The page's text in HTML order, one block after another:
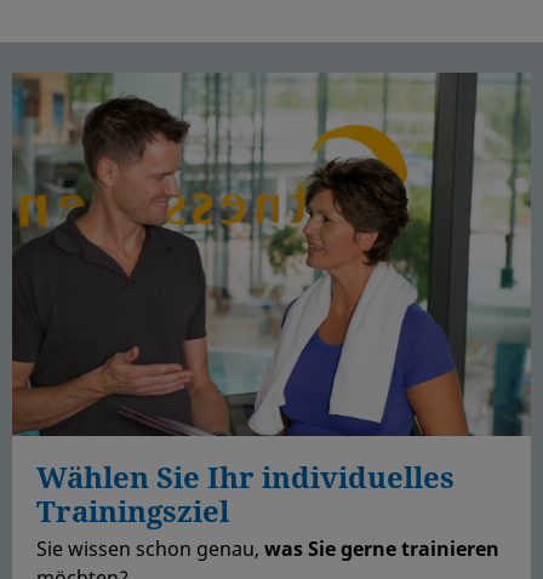
Wählen Sie Ihr individuelles
Trainingsziel
Sie wissen schon genau, was Sie gerne trainieren